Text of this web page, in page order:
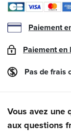
Paiement
Paiement en
Pas de frais
Vous avez une
aux questions